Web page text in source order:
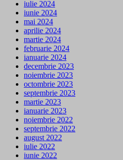
iulie 2024
iunie 2024
mai 2024
aprilie 2024
martie 2024
februarie 2024
ianuarie 2024
decembrie 2023
noiembrie 2023
octombrie 2023
septembrie 2023
martie 2023
ianuarie 2023
noiembrie 2022
septembrie 2022
august 2022
iulie 2022
iunie 2022